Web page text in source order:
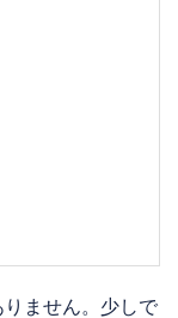
ません。少しで